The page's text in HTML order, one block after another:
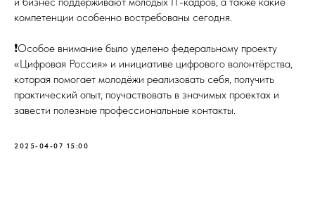
компетенции особенно востребованы сегодня.
❗️Особое внимание было уделено федеральному проекту
«Цифровая Россия» и инициативе цифрового волонтёрства,
которая помогает молодёжи реализовать себя, получить
практический опыт, поучаствовать в значимых проектах и
завести полезные профессиональные контакты.
2025-04-07 15:00